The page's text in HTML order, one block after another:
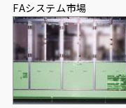
FAシステム市場